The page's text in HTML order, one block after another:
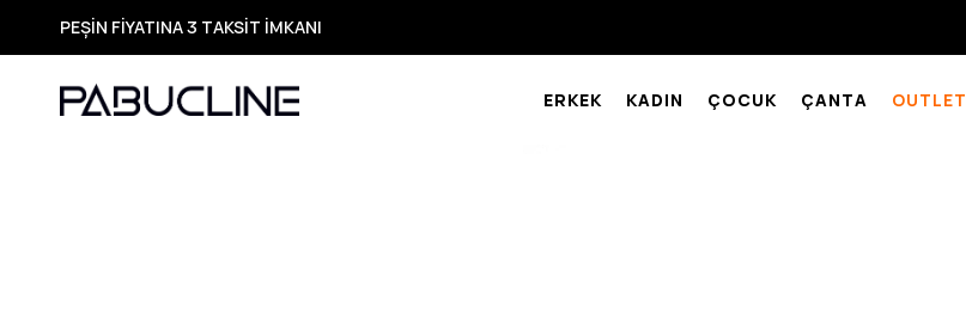
TÜM ÜRÜNLERDE ÜCRETSİZ KARGO
Yeni Sezon Ürünlerde Özel Fırsatlar
Seçili Ürünlerde Hızlı Teslimat
ERKEK KADIN ÇOCUK ÇANTA OUTLET